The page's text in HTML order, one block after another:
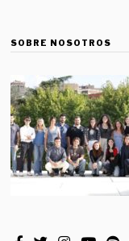
SOBRE NOSOTROS